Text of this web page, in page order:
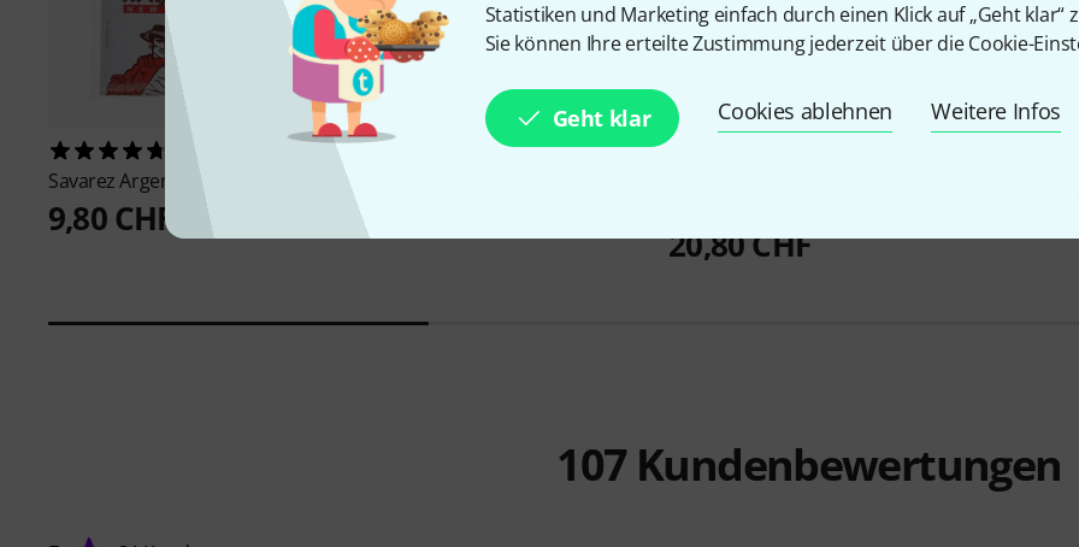
Statistiken und Marketing einfach durch einen Klick auf „Geht klar“
Sie können Ihre erteilte Zustimmung jederzeit über die Cookie-
Geht klar Cookies ablehnen Weitere Infos
SavarezArgentine 1510MF
9,80 CHF
136
10,80 CHF
20,80 CHF
Harley
107Kundenbewertungen